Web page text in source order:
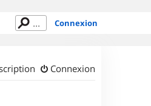
Connexion
Connexion